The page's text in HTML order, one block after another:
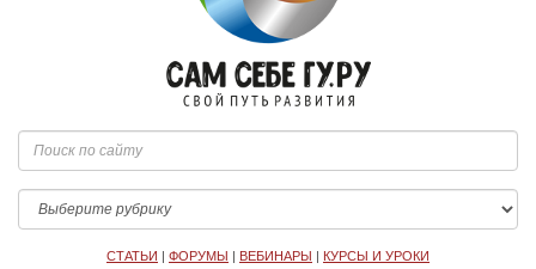
СТАТЬИ | ФОРУМЫ | ВЕБИНАРЫ | КУРСЫ И УРОКИ